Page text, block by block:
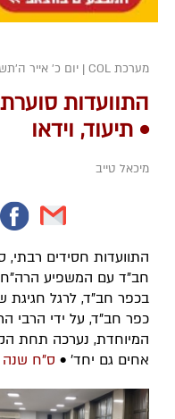
מערכת COL | יום כ' אייר ה׳תשע״ז
התוועדות
• תיעוד, וידאו
מיכאל טייב
התוועדות חסידים
חב"ד עם המשפיע הרה"ח
בכפר חב"ד, לרגל חגיגת
כפר חב"ד, על ידי הרבי
המיוחדת, נערכה תחת
אחים גם יחד' • ס"ח